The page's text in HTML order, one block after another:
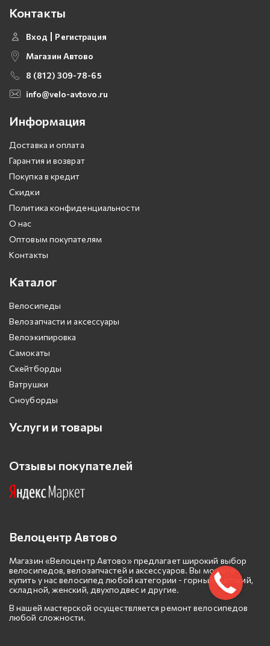
Контакты
Вход
Регистрация
Магазин Автово
8 (812) 309-78-65
info@velo-avtovo.ru
Информация
Доставка и оплата
Гарантия и возврат
Покупка в кредит
Скидки
Политика конфиденциальности
О нас
Оптовым покупателям
Контакты
Каталог
Велосипеды
Велозапчасти и аксессуары
Велоэкипировка
Самокаты
Скейтборды
Ватрушки
Сноуборды
Услуги и товары
Отзывы покупателей
Велоцентр Автово
Магазин «Велоцентр Автово» предлагает широкий выбор
велосипедов, велозапчастей и аксессуаров. Вы можете
купить у нас велосипед любой категории - горный, детский,
складной, женский, двухподвес и другие.
В нашей мастерской осуществляется ремонт велосипедов
любой сложности.